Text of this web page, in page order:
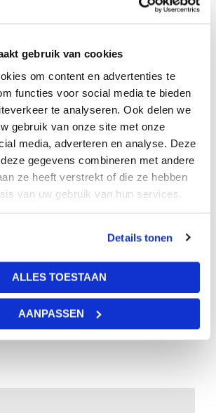
gebruik van cookies
om content en advertenties te
functies voor social media te bieden
te analyseren. Ook delen we
gebruik van onze site met onze
media, adverteren en analyse. Deze
gegevens combineren met andere
ze heeft verstrekt of die ze hebben
van uw gebruik van hun services.
Details tonen
ALLES TOESTAAN
AANPASSEN
systeem is het meest gangbare
monteren van een systeemplafond.
in een grote variëteit aan
lengten en kleuren. Door het
600mm zorgt ervoor dat
van 600×600 gelegd kunnen
API Quick-Lock 24/32 systeem:
van 600 x 600
verkocht per verpakking van 60